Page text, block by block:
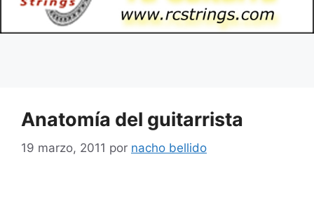
Anatomía del guitarrista
19 marzo, 2011 por nacho bellido